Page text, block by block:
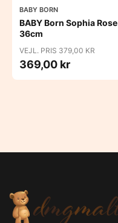
BABY BORN
BABY Born Sophia Rose
36cm
VEJL. PRIS 379,00 KR
369,00 kr